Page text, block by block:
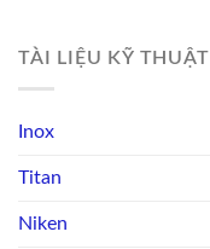
TÀI LIỆU KỸ THUẬT
Inox
Titan
Niken